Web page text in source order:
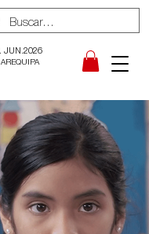
JUN.2026